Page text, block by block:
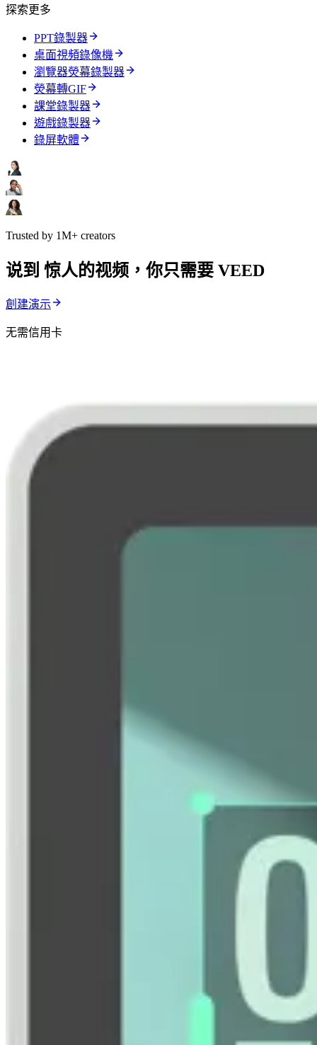
探索更多
PPT錄製器
桌面視頻錄像機
瀏覽器熒幕錄製器
熒幕轉GIF
課堂錄製器
遊戲錄製器
錄屏軟體
Trusted by 1M+ creators
说到 惊人的视频，你只需要 VEED
創建演示
无需信用卡